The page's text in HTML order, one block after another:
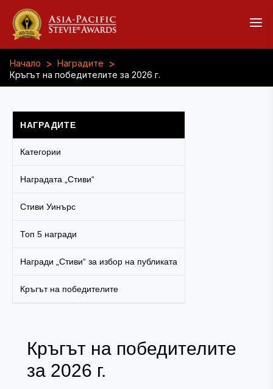
Начало > Наградите >
Кръгът на победителите за 2026 г.
НАГРАДИТЕ
Категории
Наградата „Стиви“
Стиви Уинърс
Топ 5 награди
Награди „Стиви“ за избор на публиката
Кръгът на победителите
Кръгът на победителите
за 2026 г.